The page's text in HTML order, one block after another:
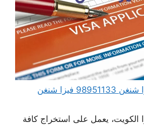
مكتب استخراج فيزا شنغن 98951133 فيزا شنغن
الكويت، يعمل على استخراج كافة